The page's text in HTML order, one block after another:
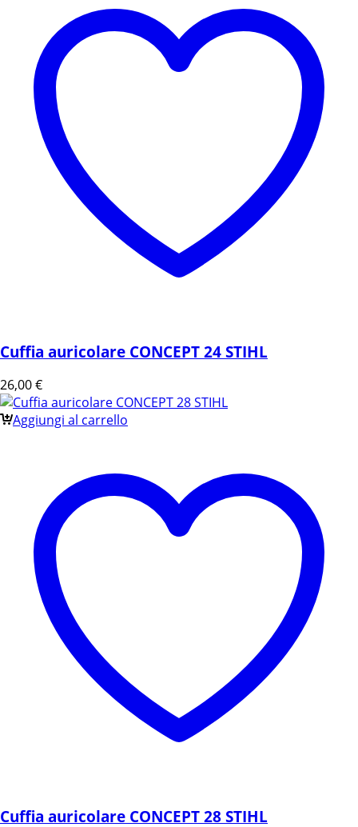
Cuffia auricolare CONCEPT 24 STIHL
26,00€
Aggiungi al carrello
Cuffia auricolare CONCEPT 28 STIHL